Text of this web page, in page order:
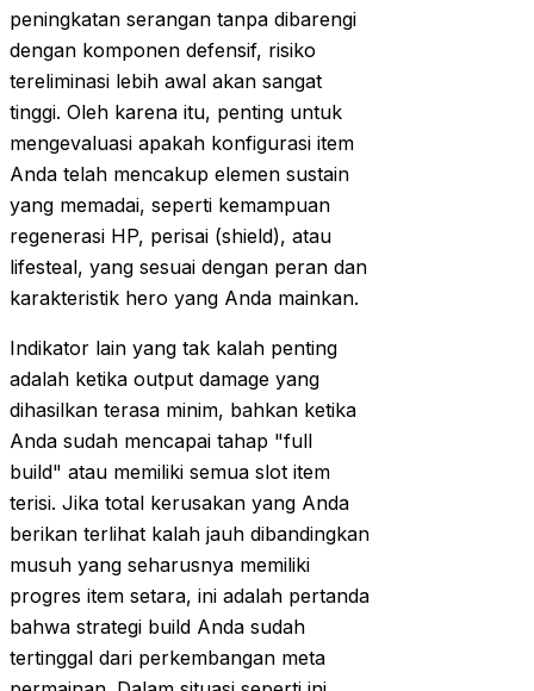
peningkatan serangan tanpa dibarengi
dengan komponen defensif, risiko
tereliminasi lebih awal akan sangat
tinggi. Oleh karena itu, penting untuk
mengevaluasi apakah konfigurasi item
Anda telah mencakup elemen sustain
yang memadai, seperti kemampuan
regenerasi HP, perisai (shield), atau
lifesteal, yang sesuai dengan peran dan
karakteristik hero yang Anda mainkan.
Indikator lain yang tak kalah penting
adalah ketika output damage yang
dihasilkan terasa minim, bahkan ketika
Anda sudah mencapai tahap "full
build" atau memiliki semua slot item
terisi. Jika total kerusakan yang Anda
berikan terlihat kalah jauh dibandingkan
musuh yang seharusnya memiliki
progres item setara, ini adalah pertanda
bahwa strategi build Anda sudah
tertinggal dari perkembangan meta